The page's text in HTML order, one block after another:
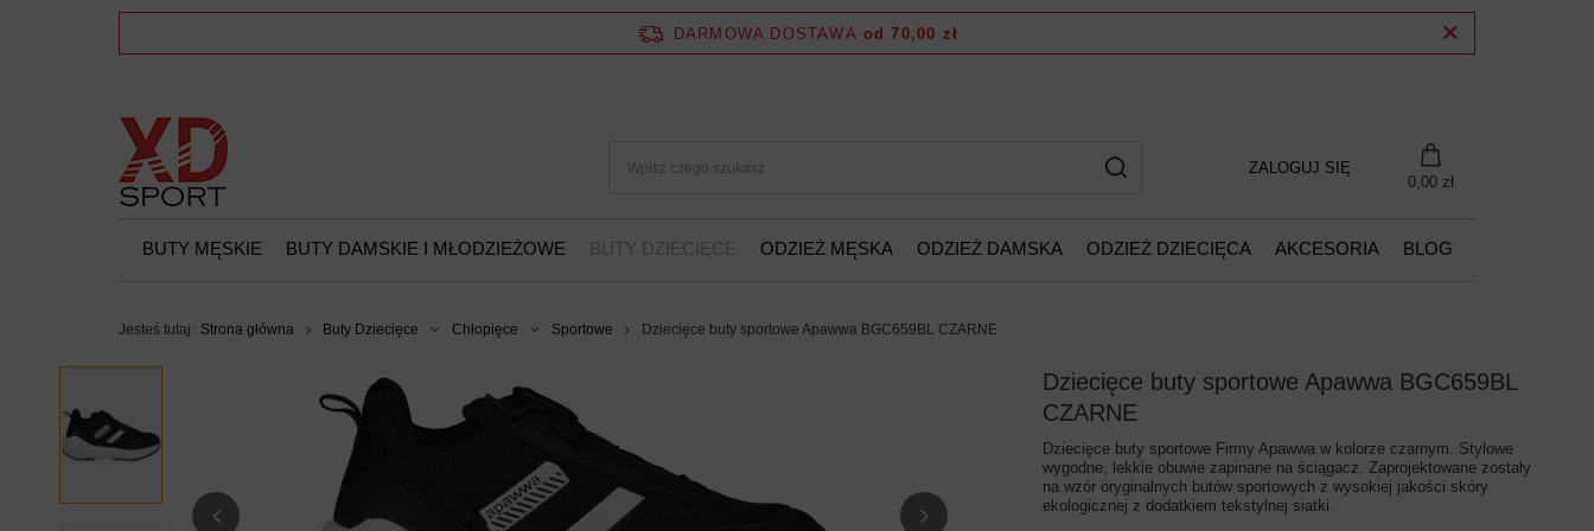
DARMOWA DOSTAWA od 70,00 zł
ZALOGUJ SIĘ
0,00 zł
BUTY MĘSKIE BUTY DAMSKIE I MŁODZIEŻOWE BUTY DZIECIĘCE ODZIEŻ MĘSKA ODZIEŻ DAMSKA ODZIEŻ DZIECIĘCA AKCESORIA BLOG
Jesteś tutaj: Strona główna Buty Dziecięce Chłopięce Sportowe Dziecięce buty sportowe Apawwa BGC659BL CZARNE
Dziecięce buty sportowe Apawwa BGC659BL
CZARNE
Dziecięce buty sportowe Firmy Apawwa w kolorze czarnym. Stylowe
wygodne, lekkie obuwie zapinane na ściągacz. Zaprojektowane zostały
na wzór oryginalnych butów sportowych z wysokiej jakości skóry
ekologicznej z dodatkiem tekstylnej siatki.